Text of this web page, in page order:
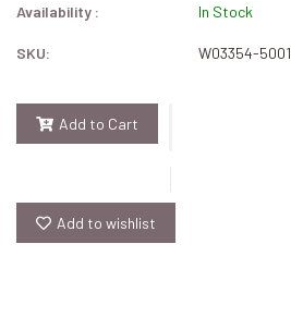
Availability : In Stock
SKU: W03354-5001
Add to Cart
Add to wishlist